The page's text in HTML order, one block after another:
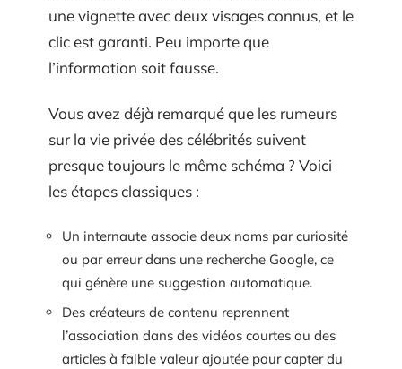
une vignette avec deux visages connus, et le
clic est garanti. Peu importe que
l’information soit fausse.
Vous avez déjà remarqué que les rumeurs
sur la vie privée des célébrités suivent
presque toujours le même schéma ? Voici
les étapes classiques :
Un internaute associe deux noms par curiosité
ou par erreur dans une recherche Google, ce
qui génère une suggestion automatique.
Des créateurs de contenu reprennent
l’association dans des vidéos courtes ou des
articles à faible valeur ajoutée pour capter du